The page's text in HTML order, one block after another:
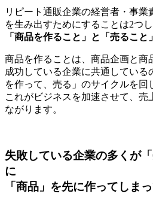
リピート通販企業の経営者・事業
を生み出すためにすることは2つ
「商品を作ること」と「売ること」
商品を作ることは、商品企画と商
成功している企業に共通している
を作って、売る」のサイクルを回
これがビジネスを加速させて、売
ながります。
失敗している企業の多くが
に
「商品」を先に作ってしまっ